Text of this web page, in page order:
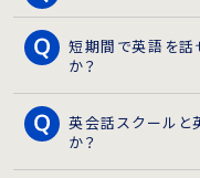
短期間で英語を話
か？
英会話スクールと
か？